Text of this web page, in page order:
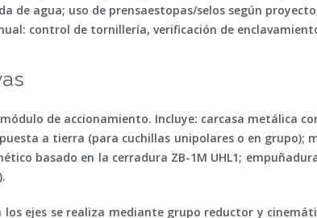
de agua; uso de prensaestopas/selos según
control de tornillería, verificación de
de accionamiento. Incluye: carcasa metálica
a tierra (para cuchillas unipolares o en
basado en la cerradura ZB-1M UHL1;
ejes se realiza mediante grupo reductor y